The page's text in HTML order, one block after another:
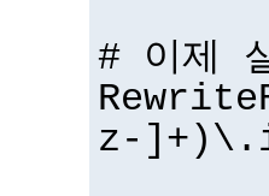
# 이제
z-